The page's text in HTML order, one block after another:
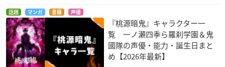
話題 マンガ 書籍 声優
『桃源暗鬼』キャラクター一
覧 一ノ瀬四季ら羅刹学園＆鬼
國隊の声優・能力・誕生日まと
め【2026年最新】